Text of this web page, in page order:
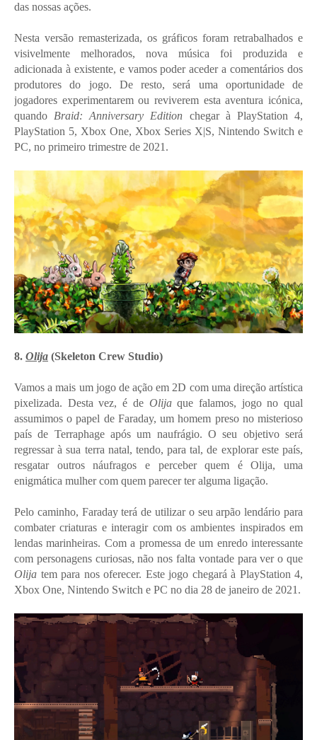
das nossas ações.
Nesta versão remasterizada, os gráficos foram retrabalhados e
visivelmente melhorados, nova música foi produzida e
adicionada à existente, e vamos poder aceder a comentários dos
produtores do jogo. De resto, será uma oportunidade de
jogadores experimentarem ou reviverem esta aventura icónica,
quando Braid: Anniversary Edition chegar à PlayStation 4,
PlayStation 5, Xbox One, Xbox Series X|S, Nintendo Switch e
PC, no primeiro trimestre de 2021.
8. Olija (Skeleton Crew Studio)
Vamos a mais um jogo de ação em 2D com uma direção artística
pixelizada. Desta vez, é de Olijaque falamos, jogo no qual
assumimos o papel de Faraday, um homem preso no misterioso
país de Terraphage após um naufrágio. O seu objetivo será
regressar à sua terra natal, tendo, para tal, de explorar este país,
resgatar outros náufragos e perceber quem é Olija, uma
enigmática mulher com quem parecer ter alguma ligação.
Pelo caminho, Faraday terá de utilizar o seu arpão lendário para
combater criaturas e interagir com os ambientes inspirados em
lendas marinheiras. Com a promessa de um enredo interessante
com personagens curiosas, não nos falta vontade para ver o que
Olija tem para nos oferecer. Este jogo chegará à PlayStation 4,
Xbox One, Nintendo Switch e PC no dia 28 de janeiro de 2021.